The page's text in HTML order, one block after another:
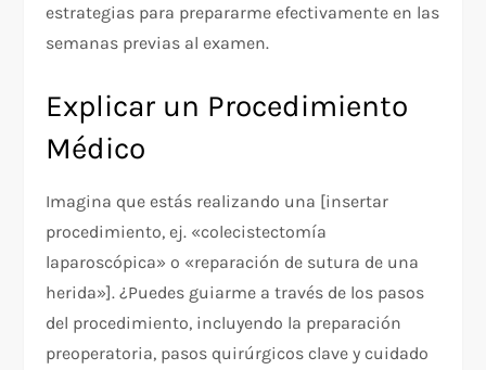
estrategias para prepararme efectivamente en las
semanas previas al examen.
Explicar un Procedimiento
Médico
Imagina que estás realizando una [insertar
procedimiento, ej. «colecistectomía
laparoscópica» o «reparación de sutura de una
herida»]. ¿Puedes guiarme a través de los pasos
del procedimiento, incluyendo la preparación
preoperatoria, pasos quirúrgicos clave y cuidado